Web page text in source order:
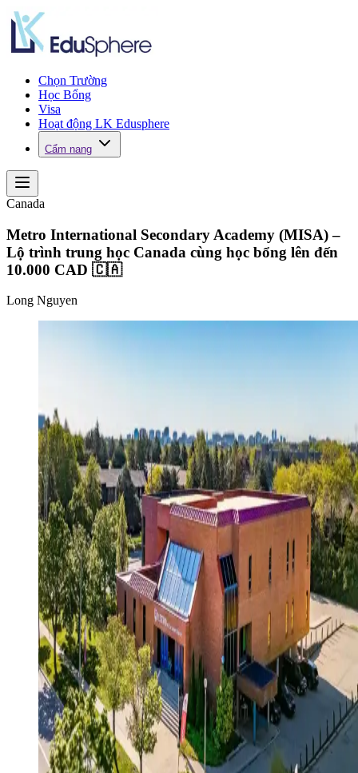
Chọn Trường
Học Bổng
Visa
Hoạt động LK Edusphere
Cẩm nang
Canada
Metro International Secondary Academy (MISA) –
Lộ trình trung học Canada cùng học bổng lên đến
10.000 CAD 🇨🇦
Long Nguyen